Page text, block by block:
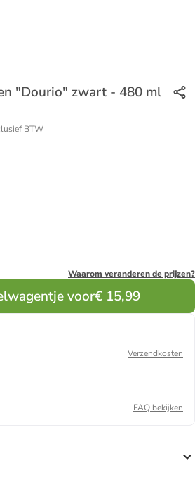
"Dourio" zwart - 480 ml
BTW
Waarom veranderen de prijzen?
voor€ 15,99
Verzendkosten
FAQ bekijken